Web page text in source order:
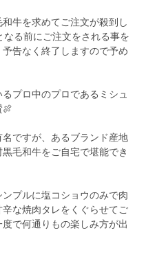
牛を求めてご注文が殺到し
る前にご注文をされる事を
告なく終了しますので予め
プロ中のプロであるミシュ
🍖
ですが、あるブランド産地
毛和牛をご自宅で堪能でき
プルに塩コショウのみで肉
な焼肉タレをくぐらせてご
で何通りもの楽しみ方が出